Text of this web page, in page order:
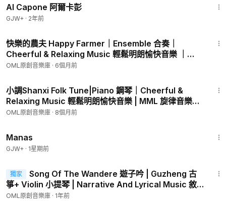
Al Capone 阿爾卡彭
GJW+ · 2年前
快樂的農夫 Happy Farmer｜Ensemble 合奏｜
Cheerful & Relaxing Music 輕鬆明朗愉快音樂 ｜
MML 旋律音樂庫
OML原創音樂庫 · 6個月前
小調Shanxi Folk Tune|Piano 鋼琴｜Cheerful &
Relaxing Music 輕鬆明朗愉快音樂 | MML 旋律音樂庫
BGM
OML原創音樂庫 · 8個月前
Manas
GJW+ · 1星期前
獨家
Song Of The Wandere 遊子吟 | Guzheng 古
箏+ Violin 小提琴 | Narrative And Lyrical Music 敘
事抒情音樂 | MML 旋律音樂庫 BGM
OML原創音樂庫 · 1年前